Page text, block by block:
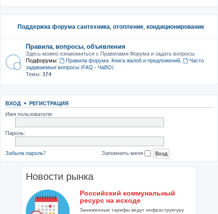
Поддержка форума сантехника, отопление, кондиционирование
Правила, вопросы, объявления
Здесь можно ознакомиться с Правилами Форума и задать вопросы
Подфорумы:
Правила форума. Книга жалоб и предложений,
Часто
задаваемые вопросы (FAQ - ЧаВО)
Темы: 374
ВХОД • РЕГИСТРАЦИЯ
Имя пользователя:
Пароль:
Забыли пароль? Запомнить меня
Новости рынка
Российский коммунальный
ресурс на исходе
Заниженные тарифы ведут инфраструктуру